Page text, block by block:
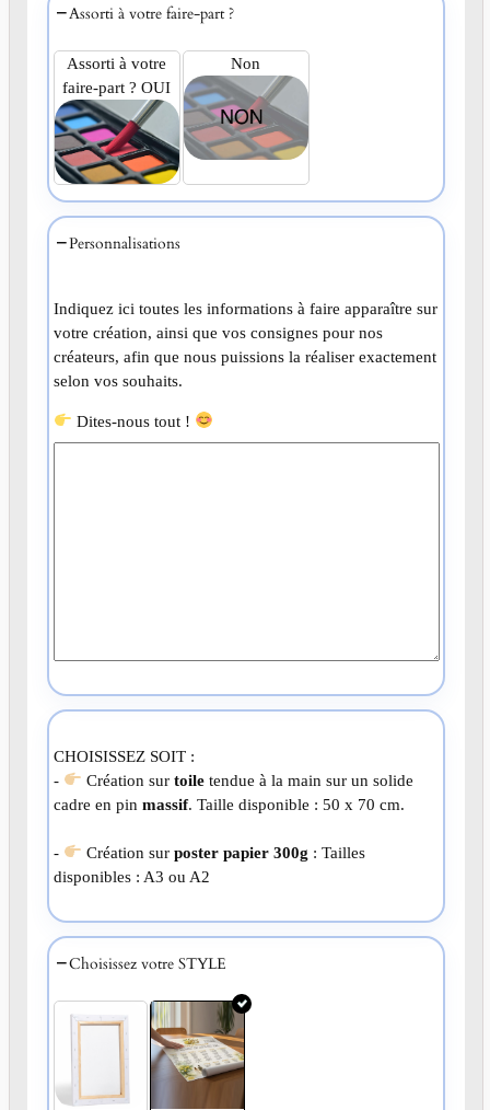
Assorti à votre faire-part ?
Assorti à votre
faire-part ? OUI
Non
Personnalisations
Indiquez ici toutes les informations à faire apparaître sur
votre création, ainsi que vos consignes pour nos
créateurs, afin que nous puissions la réaliser exactement
selon vos souhaits.
Dites-nous tout !
CHOISISSEZ SOIT :
-
Création sur toiletendue à la main sur un solide
cadre en pin massif. Taille disponible : 50 x 70 cm.
- Création sur poster papier 300g : Tailles
disponibles : A3 ou A2
Choisissez votre STYLE